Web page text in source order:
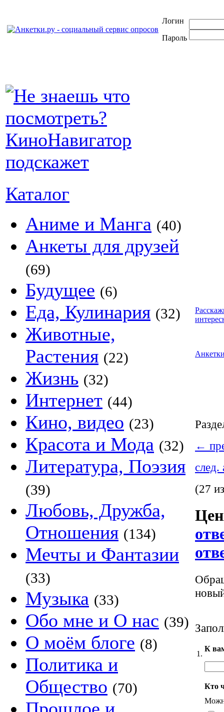
Логин
Пароль
Каталог
Аниме и Манга (40)
Анкеты для друзей
(69)
Будущее (6)
Еда, Кулинария (32)
Животные,
Растения (22)
Жизнь (32)
Интернет (44)
Кино, видео (23)
Красота и Мода (32)
Литература, Поэзия
(39)
Любовь, Дружба,
Отношения (134)
Мечты и Фантазии
(33)
Музыка (33)
Обо мне и О нас (39)
О моём блоге (8)
Политика и
Общество (70)
←
след.
(27
1.
К
Кто